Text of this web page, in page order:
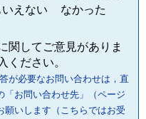
いえない
なかった
関してご意見がありま
ください。
答が必要なお問い合わせは，直
「お問い合わせ先」（ページ
願いします（こちらではお受